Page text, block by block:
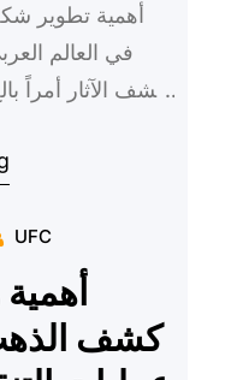
أهمية تطوير
في العالم
كشف الآثار أمراً
UFC
كشف